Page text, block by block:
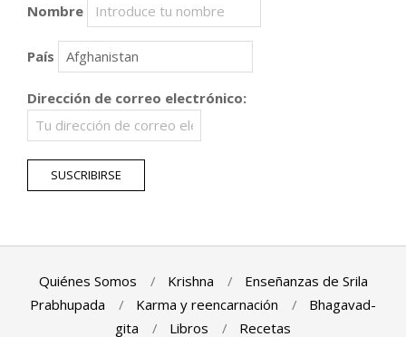
Nombre
País
Dirección de correo electrónico:
Quiénes Somos Krishna
Enseñanzas de Srila
Prabhupada
Karma y reencarnación
Bhagavad-
gita
Libros Recetas